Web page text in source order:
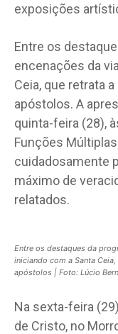
exposições
Entre os
encenações da
Ceia, que retrata
apóstolos. A
quinta-feira (28),
Funções
cuidadosamente
máximo de
relatados.
Entre os destaques da
iniciando com a Santa
apóstolos | Foto: Lúcio
Na sexta-feira
de Cristo, no